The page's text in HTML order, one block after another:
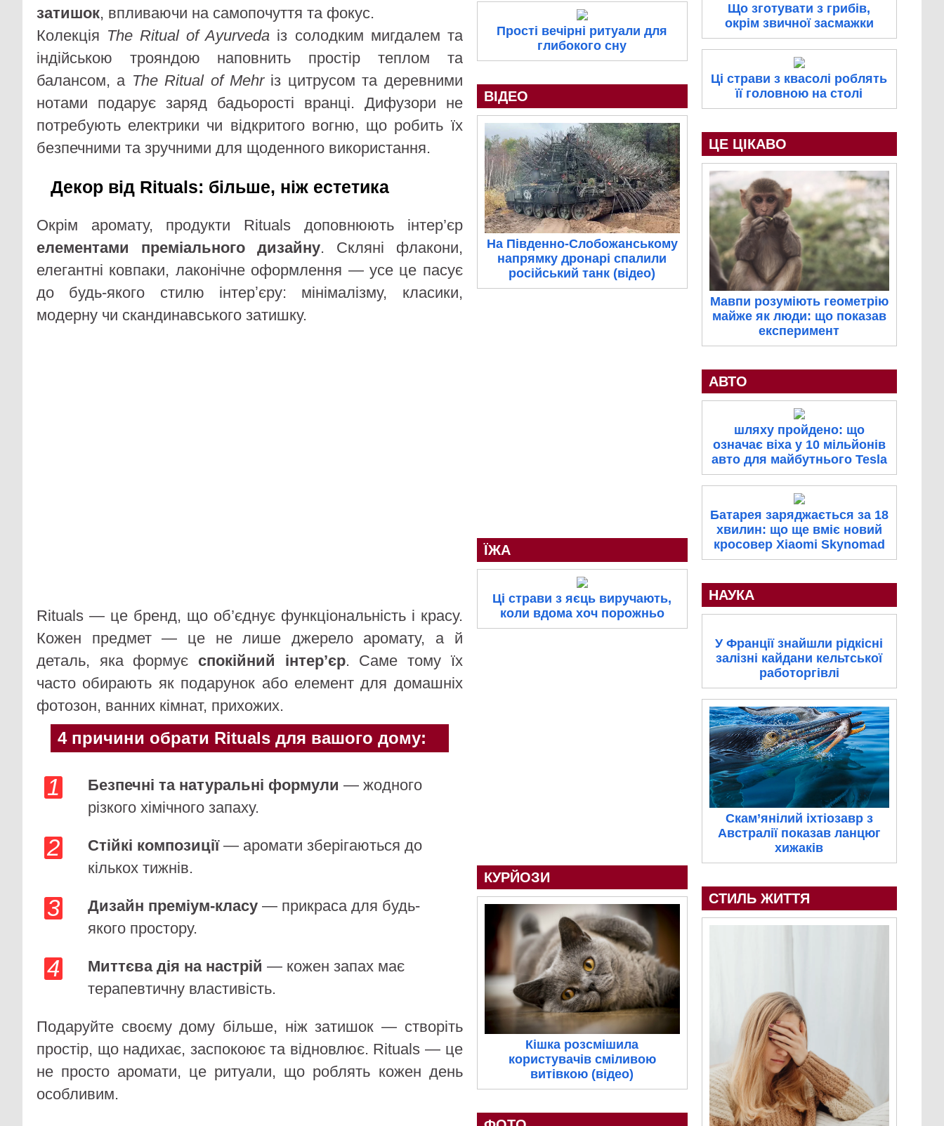
затишок, впливаючи на самопочуття та фокус.
Колекція The Ritual of Ayurveda із солодким мигдалем та
індійською трояндою наповнить простір теплом та
балансом, а The Ritual of Mehrіз цитрусом та деревними
нотами подарує заряд бадьорості вранці. Дифузори не
потребують електрики чи відкритого вогню, що робить їх
безпечними та зручними для щоденного використання.
Декор від Rituals: більше, ніж естетика
Окрім аромату, продукти Rituals доповнюють інтер’єр
елементами преміального дизайну. Скляні флакони,
елегантні ковпаки, лаконічне оформлення — усе це пасує
до будь-якого стилю інтерʼєру: мінімалізму, класики,
модерну чи скандинавського затишку.
Rituals — це бренд, що об’єднує функціональність і красу.
Кожен предмет — це не лише джерело аромату, а й
деталь, яка формує спокійний інтер’єр. Саме тому їх
часто обирають як подарунок або елемент для домашніх
фотозон, ванних кімнат, прихожих.
4 причини обрати Rituals для вашого дому:
Безпечні та натуральні формули — жодного
різкого хімічного запаху.
Стійкі композиції— аромати зберігаються до
кількох тижнів.
Дизайн преміум-класу— прикраса для будь-
якого простору.
Миттєва дія на настрій — кожен запах має
терапевтичну властивість.
Подаруйте своєму дому більше, ніж затишок — створіть
простір, що надихає, заспокоює та відновлює. Rituals — це
не просто аромати, це ритуали, що роблять кожен день
особливим.
Прості вечірні ритуали для
глибокого сну
ВІДЕО
На Південно-Слобожанському
напрямку дронарі спалили
російський танк (відео)
ЇЖА
Ці страви з яєць виручають,
коли вдома хоч порожньо
КУРЙОЗИ
Кішка розсмішила
користувачів сміливою
витівкою (відео)
Що зготувати з грибів,
окрім звичної засмажки
Ці страви з квасолі роблять
її головною на столі
ЦЕ ЦІКАВО
Мавпи розуміють геометрію
майже як люди: що показав
експеримент
АВТО
шляху пройдено: що
означає віха у 10 мільйонів
авто для майбутнього Tesla
Батарея заряджається за 18
хвилин: що ще вміє новий
кросовер Xiaomi Skynomad
НАУКА
У Франції знайшли рідкісні
залізні кайдани кельтської
работоргівлі
Скам’янілий іхтіозавр з
Австралії показав ланцюг
хижаків
СТИЛЬ ЖИТТЯ